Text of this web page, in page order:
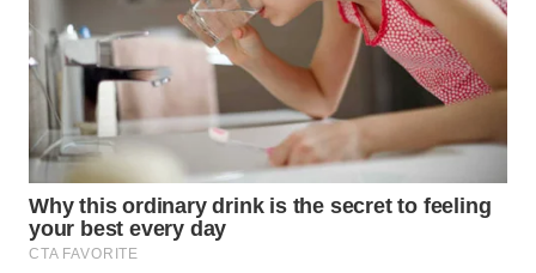
LKKI
KOPEKLIN
PORTAL
KONSUMEN